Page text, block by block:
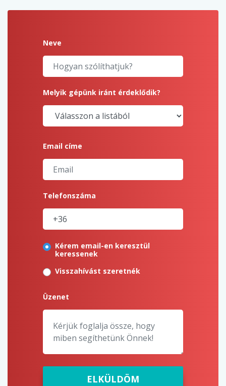
Neve
Melyik gépünk iránt érdeklődik?
Email címe
Telefonszáma
Kérem email-en keresztül
keressenek
Visszahívást szeretnék
Üzenet
ELKÜLDÖM